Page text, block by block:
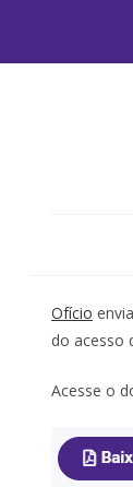
Ofício
do acesso
Acesse o